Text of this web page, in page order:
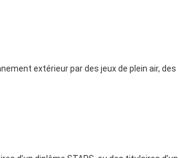
extérieur par des jeux de plein air, des